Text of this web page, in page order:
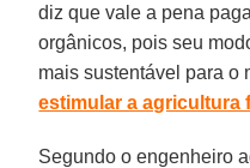
diz que vale a pena
orgânicos, pois seu
mais sustentável para o
estimular a agricultura
Segundo o engenheiro